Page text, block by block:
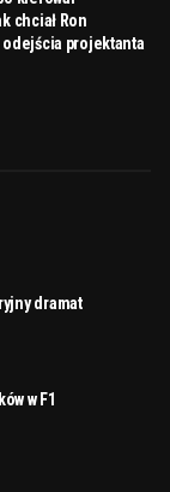
chciał Ron
projektanta
dramat
w F1